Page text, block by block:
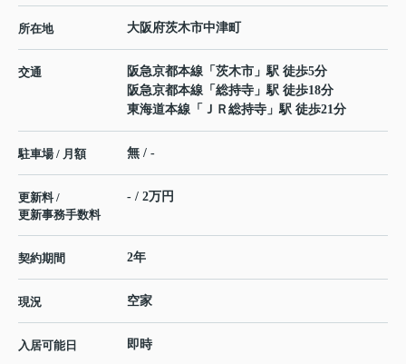
所在地 大阪府茨木市中津町
交通 阪急京都本線 「 茨木市 」駅 徒歩5分
阪急京都本線 「 総持寺 」駅 徒歩18分
東海道本線 「 ＪＲ総持寺 」駅 徒歩21分
駐車場 / 月額 無 / -
更新料 /
更新事務手数料
- / 2万円
契約期間 2年
現況 空家
入居可能日 即時